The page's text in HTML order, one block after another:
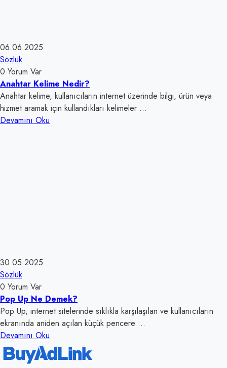
06.06.2025
Sözlük
0 Yorum Var
Anahtar Kelime Nedir?
Anahtar kelime, kullanıcıların internet üzerinde bilgi, ürün veya
hizmet aramak için kullandıkları kelimeler ...
Devamını Oku
30.05.2025
Sözlük
0 Yorum Var
Pop Up Ne Demek?
Pop Up, internet sitelerinde sıklıkla karşılaşılan ve kullanıcıların
ekranında aniden açılan küçük pencere ...
Devamını Oku